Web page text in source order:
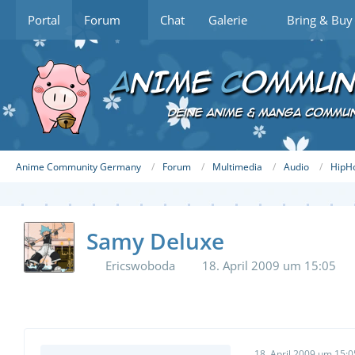
Portal Forum Chat Galerie Bring & Buy
Anime Community Germany Forum Multimedia Audio
Samy Deluxe
Ericswoboda 18. April 2009 um 15:05